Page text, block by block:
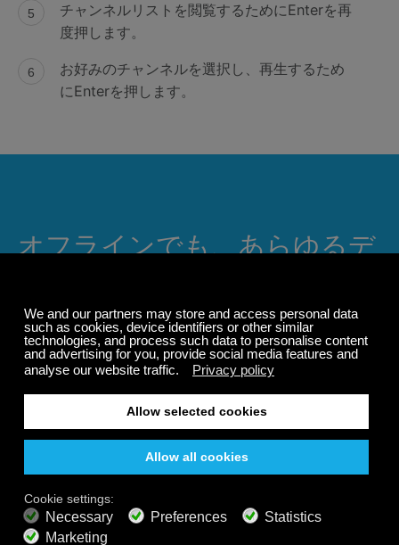
チャンネルリストを閲覧するためにEnterを再
度押します。
お好みのチャンネルを選択し、再生するため
にEnterを押します。
オフラインでも、あらゆるデ
みいただけます。
Calm Radioの旅を、いつでもどこでも、オフラインでも
ラックスしたり、瞑想したり、深い眠りに落ちたりと、
思いのままに過ごせます。